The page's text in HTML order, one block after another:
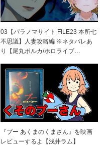
03【パラノマサイト FILE23 本所七
不思議】人妻攻略編 ※ネタバレあ
り【尾丸ポルカ/ホロライブ…
『プー あくまのくまさん』を映画
レビューするよ【浅井ラム】